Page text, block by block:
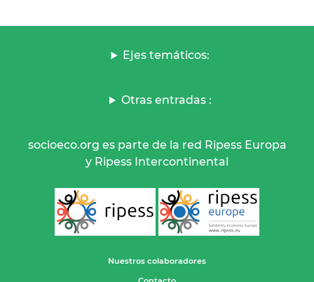
Ejes temáticos:
Otras entradas :
socioeco.org es parte de la red Ripess Europa
y Ripess Intercontinental
Nuestros colaboradores